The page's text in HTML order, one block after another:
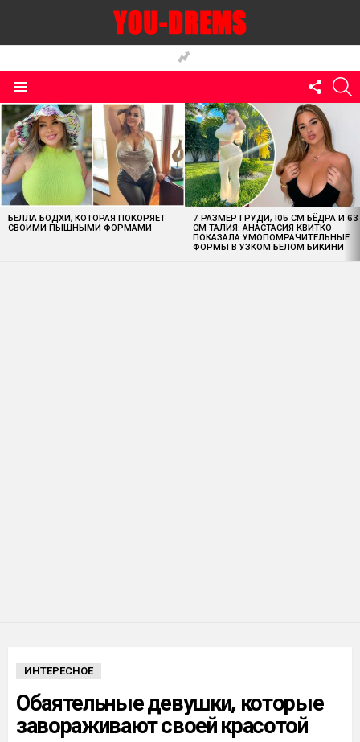
US
MOST
VIEWED
STORIES
БЕЛЛА БОДХИ, КОТОРАЯ ПОКОРЯЕТ
СВОИМИ ПЫШНЫМИ ФОРМАМИ
7 РАЗМЕР ГРУДИ, 105 СМ БЁДРА И 63
СМ ТАЛИЯ: АНАСТАСИЯ КВИТКО
ПОКАЗАЛА УМОПОМРАЧИТЕЛЬНЫЕ
ФОРМЫ В УЗКОМ БЕЛОМ БИКИНИ
ИНТЕРЕСНОЕ
Обаятельные девушки, которые
завораживают своей красотой